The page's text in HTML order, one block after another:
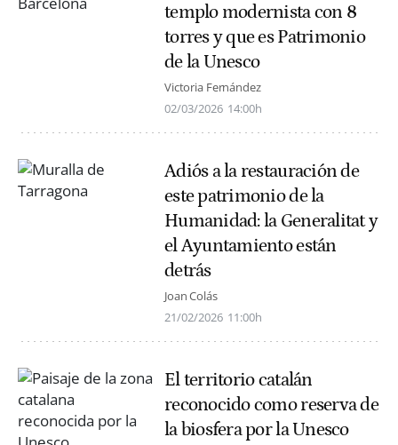
templo modernista con 8
torres y que es Patrimonio
de la Unesco
Victoria Fernández
02/03/2026 14:00h
Adiós a la restauración de
este patrimonio de la
Humanidad: la Generalitat y
el Ayuntamiento están
detrás
Joan Colás
21/02/2026 11:00h
El territorio catalán
reconocido como reserva de
la biosfera por la Unesco